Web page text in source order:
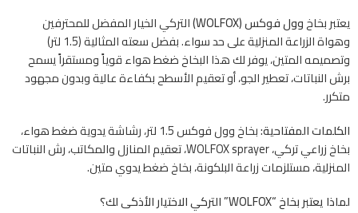
يعتبر بخاخوول فوكس (WOLFOX)
التركي الخيار المفضل للمحترفين
وهواة الزراعة المنزلية على حد سواء. بفضل سعته المثالية (1.5 لتر)
وتصميمه المتين، يوفر لك هذا البخاخ ضغط هواء قوياً ومستقراً يسمح
برش النباتات، تعطير الجو، أو تعقيم الأسطح بكفاءة عالية وبدون مجهود
متكرر.
الكلمات المفتاحية:
بخاخ وول فوكس 1.5 لتر، رشاشة يدوية ضغط هواء،
بخاخ زراعي تركي، WOLFOX sprayer، تعقيم المنازل والمكاتب، رش النباتات
المنزلية، مستلزمات زراعة البلكونة، بخاخ ضغط يدوي متين.
لماذا يعتبر بخاخ “WOLFOX” التركي الاختيار الأذكى لك؟